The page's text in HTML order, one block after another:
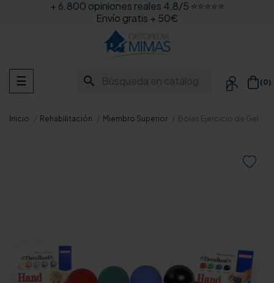
+ 6.800 opiniones reales 4,8/5 ⭐⭐⭐⭐⭐
Envío gratis + 50€
search  (0)
Navegación
de
☰
Inicio Rehabilitación Miembro Superior Bolas Ejercicio de Gel
